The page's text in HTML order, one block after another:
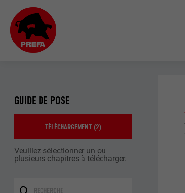
GUIDE DE POSE
TÉLÉCHARGEMENT (2)
Veuillez sélectionner un ou
plusieurs chapitres à télécharger.